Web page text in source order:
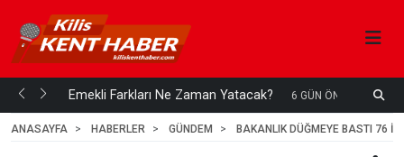
mi... Emekli Farkları Ne Zaman Yatacak? 6 GÜN ÖNCE
ANASAYFA
HABERLER GÜNDEM BAKANLIK DÜĞMEYE BASTI 76 İL